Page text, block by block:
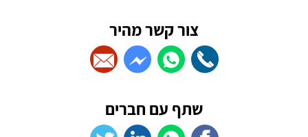
צור קשר מהיר
שתף עם חברים